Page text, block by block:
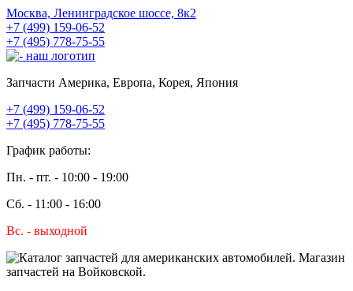
Москва, Ленинградское шоссе, 8к2
+7 (499) 159-06-52
+7 (495) 778-75-55
Запчасти Америка, Европа, Корея, Япония
+7 (499) 159-06-52
+7 (495) 778-75-55
График работы:
Пн. - пт. - 10:00 - 19:00
Сб. - 11:00 - 16:00
Вс. - выходной